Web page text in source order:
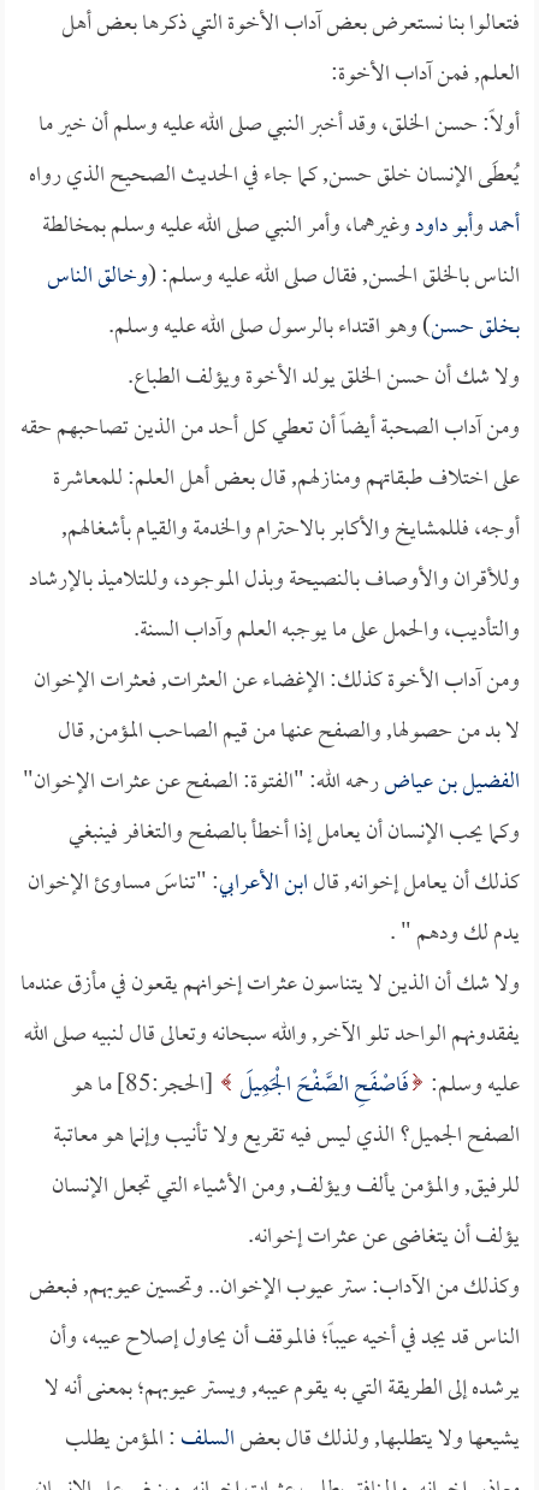
فتعالوا بنا نستعرض بعض آداب الأخوة التي ذكرها بعض أهل
العلم, فمن آداب الأخوة:
أولاً: حسن الخلق، وقد أخبر النبي صلى الله عليه وسلم أن خير ما
يُعطَى الإنسان خلق حسن, كما جاء في الحديث الصحيح الذي رواه
أحمدوأبو داودوغيرهما، وأمر النبي صلى الله عليه وسلم بمخالطة
الناس بالخلق الحسن, فقال صلى الله عليه وسلم: (وخالق الناس
بخلق حسن) وهو اقتداء بالرسول صلى الله عليه وسلم.
ولا شك أن حسن الخلق يولد الأخوة ويؤلف الطباع.
ومن آداب الصحبة أيضاً أن تعطي كل أحد من الذين تصاحبهم حقه
على اختلاف طبقاتهم ومنازلهم, قال بعض أهل العلم: للمعاشرة
أوجه، فللمشايخ والأكابر بالاحترام والخدمة والقيام بأشغالهم,
وللأقران والأوصاف بالنصيحة وبذل الموجود، وللتلاميذ بالإرشاد
والتأديب، والحمل على ما يوجبه العلم وآداب السنة.
ومن آداب الأخوة كذلك: الإغضاء عن العثرات, فعثرات الإخوان
لا بد من حصولها, والصفح عنها من قيم الصاحب المؤمن, قال
الفضيل بن عياضرحمه الله: "الفتوة: الصفح عن عثرات الإخوان"
وكما يحب الإنسان أن يعامل إذا أخطأ بالصفح والتغافر فينبغي
كذلك أن يعامل إخوانه, قالابن الأعرابي: "تناسَ مساوئ الإخوان
يدم لك ودهم " .
ولا شك أن الذين لا يتناسون عثرات إخوانهم يقعون في مأزق عندما
يفقدونهم الواحد تلو الآخر, والله سبحانه وتعالى قال لنبيه صلى الله
عليه وسلم: فَاصْفَحِ الصَّفْحَ الْجَمِيلَ
[الحجر:85] ما هو
الصفح الجميل؟ الذي ليس فيه تقريع ولا تأنيب وإنما هو معاتبة
للرفيق, والمؤمن يألف ويؤلف, ومن الأشياء التي تجعل الإنسان
يؤلف أن يتغاضى عن عثرات إخوانه.
وكذلك من الآداب: ستر عيوب الإخوان.. وتحسين عيوبهم, فبعض
الناس قد يجد في أخيه عيباً؛ فالموقف أن يحاول إصلاح عيبه، وأن
يرشده إلى الطريقة التي به يقوم عيبه, ويستر عيوبهم؛ بمعنى أنه لا
يشيعها ولا يتطلبها, ولذلك قال بعضالسلف: المؤمن يطلب